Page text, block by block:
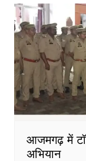
आजमगढ़ में
अभियान